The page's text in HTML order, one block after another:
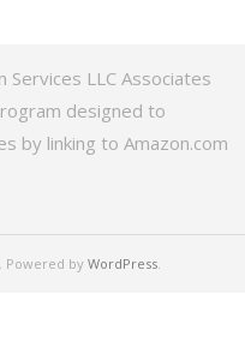
Services LLC Associates
designed to
by linking to Amazon.com
. Powered by WordPress.